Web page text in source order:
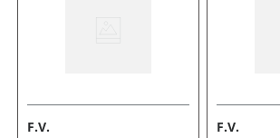
Este es el momento de mejorar tu
con comodidad y estilo.
F.V.
F.V.